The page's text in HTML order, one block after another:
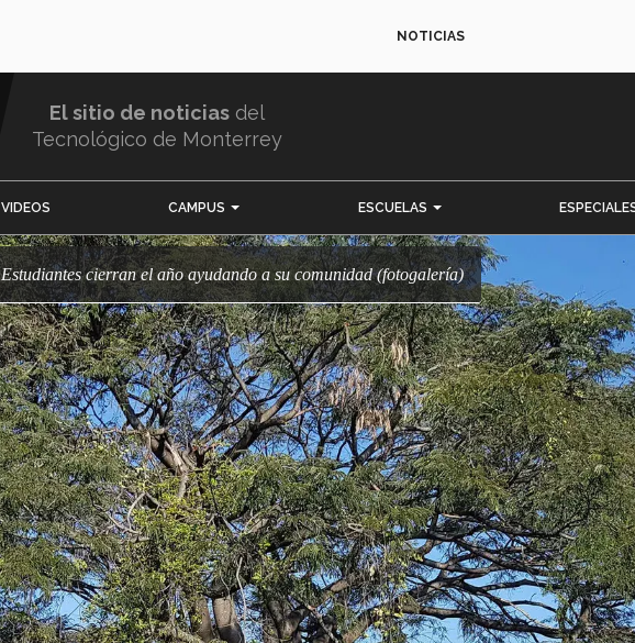
NOTICIAS
El sitio de noticias del
Tecnológico de Monterrey
VIDEOS CAMPUS ESCUELAS
Estudiantes cierran el año ayudando a su comunidad (fotogalería)